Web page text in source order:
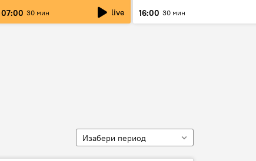
07:00 30 мин live
16:00 30 мин
Изабери период